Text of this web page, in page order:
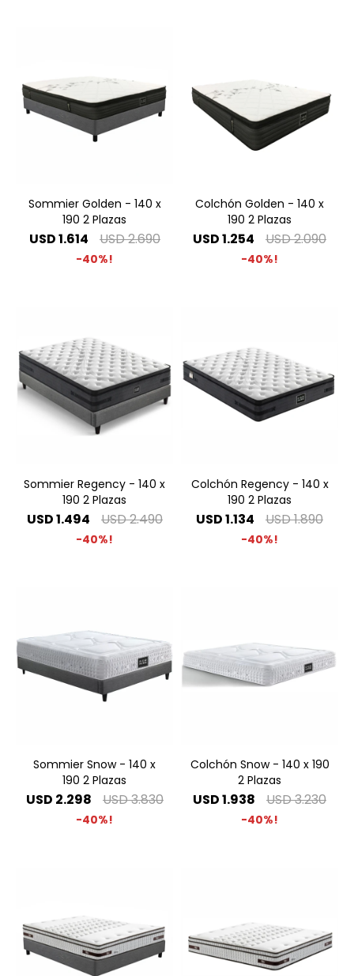
Sommier Golden - 140 x
190 2 Plazas
USD1.614 USD2.690
40
Colchón Golden - 140 x
190 2 Plazas
USD1.254 USD2.090
40
Sommier Regency - 140 x
190 2 Plazas
USD1.494 USD2.490
40
Colchón Regency - 140 x
190 2 Plazas
USD1.134 USD1.890
40
Sommier Snow - 140 x
190 2 Plazas
USD 2.298 USD3.830
40
Colchón Snow - 140 x 190
2 Plazas
USD1.938 USD3.230
40